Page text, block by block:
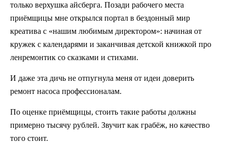
только верхушка айсберга. Позади рабочего места
приёмщицы мне открылся портал в бездонный мир
креатива с «нашим любимым директором»: начиная от
кружек с календарями и заканчивая детской книжкой про
ленремонтик со сказками и стихами.
И даже эта дичь не отпугнула меня от идеи доверить
ремонт насоса профессионалам.
По оценке приёмщицы, стоить такие работы должны
примерно тысячу рублей. Звучит как грабёж, но качество
того стоит.